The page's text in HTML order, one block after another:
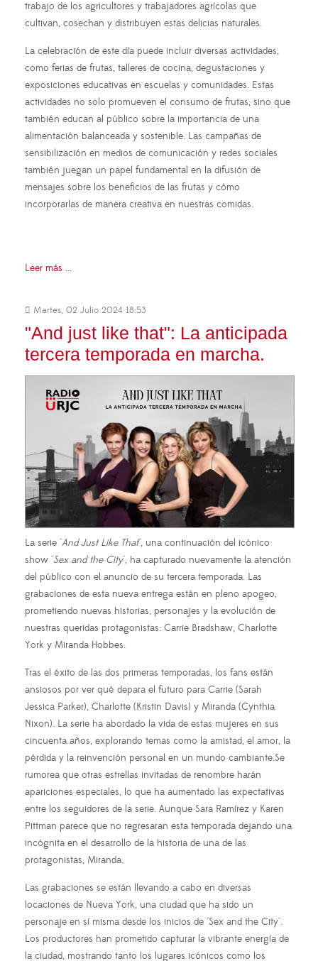
trabajo de los agricultores y trabajadores agrícolas que
cultivan, cosechan y distribuyen estas delicias naturales.
La celebración de este día puede incluir diversas actividades,
como ferias de frutas, talleres de cocina, degustaciones y
exposiciones educativas en escuelas y comunidades. Estas
actividades no solo promueven el consumo de frutas, sino que
también educan al público sobre la importancia de una
alimentación balanceada y sostenible. Las campañas de
sensibilización en medios de comunicación y redes sociales
también juegan un papel fundamental en la difusión de
mensajes sobre los beneficios de las frutas y cómo
incorporarlas de manera creativa en nuestras comidas.
Leer más ...
Martes, 02 Julio 2024 18:53
"And just like that": La anticipada
tercera temporada en marcha.
La serie "And Just Like That", una continuación del icónico
show "Sex and the City", ha capturado nuevamente la atención
del público con el anuncio de su tercera temporada. Las
grabaciones de esta nueva entrega están en pleno apogeo,
prometiendo nuevas historias, personajes y la evolución de
nuestras queridas protagonistas: Carrie Bradshaw, Charlotte
York y Miranda Hobbes.
Tras el éxito de las dos primeras temporadas, los fans están
ansiosos por ver qué depara el futuro para Carrie (Sarah
Jessica Parker), Charlotte (Kristin Davis) y Miranda (Cynthia
Nixon). La serie ha abordado la vida de estas mujeres en sus
cincuenta años, explorando temas como la amistad, el amor, la
pérdida y la reinvención personal en un mundo cambiante.Se
rumorea que otras estrellas invitadas de renombre harán
apariciones especiales, lo que ha aumentado las expectativas
entre los seguidores de la serie. Aunque Sara Ramírez y Karen
Pittman parece que no regresaran esta temporada dejando una
incógnita en el desarrollo de la historia de una de las
protagonistas, Miranda.
Las grabaciones se están llevando a cabo en diversas
locaciones de Nueva York, una ciudad que ha sido un
personaje en sí misma desde los inicios de "Sex and the City".
Los productores han prometido capturar la vibrante energía de
la ciudad, mostrando tanto los lugares icónicos como los